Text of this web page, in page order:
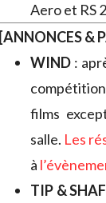
Aero et RS
[ANNONCES &
WIND :
films
salle. Les
à
TIP &